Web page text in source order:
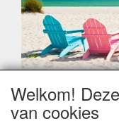
Geachte klant,
Zoals elk jaar zorgt
Welkom!
van cookies